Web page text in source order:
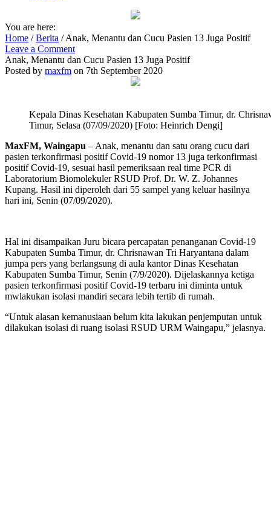
You are here:
Home /Berita /Anak, Menantu dan Cucu Pasien 13 Juga Positif
Leave a Comment
Anak, Menantu dan Cucu Pasien 13 Juga Positif
Posted by maxfm on 7th September 2020
Kepala Dinas Kesehatan Kabupaten Sumba Timur, dr.
Timur, Selasa (07/09/2020) [Foto: Heinrich Dengi]
MaxFM, Waingapu – Anak, menantu dan satu orang cucu dari
pasien terkonfirmasi positif Covid-19 nomor 13 juga terkonfirmasi
positif Covid-19, sesuai hasil pemeriksaan real time PCR di
Laboratorium Biomolekuler RSUD Prof. Dr. W. Z. Johannes
Kupang. Hasil ini diperoleh dari 55 sampel yang keluar hasilnya
hari ini, Senin (07/09/2020).
Hal ini disampaikan Juru bicara percapatan penanganan Covid-19
Kabupaten Sumba Timur, dr. Chrisnawan Tri Haryantana dalam
jumpa pers yang berlangsung di aula kantor Dinas Kesehatan
Kabupaten Sumba Timur, Senin (7/9/2020). Dijelaskannya ketiga
pasien terkonfirmasi positif Covid-19 terbaru ini diminta untuk
mwlakukan isolasi mandiri secara lebih tertib di rumah.
“Untuk alasan kemanusiaan belum kita lakukan penjemputan untuk
dilakukan isolasi di ruang isolasi RSUD URM Waingapu,” jelasnya.